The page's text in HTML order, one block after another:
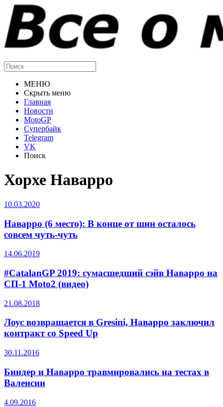
МЕНЮ
Скрыть меню
Главная
Новости
MotoGP
Супербайк
Telegram
VK
Поиск
Хорхе Наварро
10.03.2020
Наварро (6 место): В конце от шин осталось
совсем чуть-чуть
14.06.2019
#CatalanGP 2019: сумасшедший сэйв Наварро на
СП-1 Moto2 (видео)
21.08.2018
Лоус возвращается в Gresini, Наварро заключил
контракт со Speed Up
30.11.2016
Биндер и Наварро травмировались на тестах в
Валенсии
4.09.2016